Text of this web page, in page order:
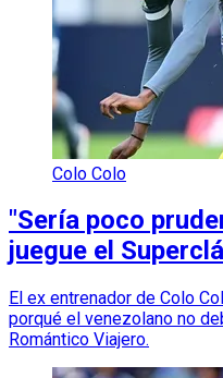
Colo Colo
"Sería poco
juegue el
El ex entrenador de Colo
porqué el venezolano no
Romántico Viajero.